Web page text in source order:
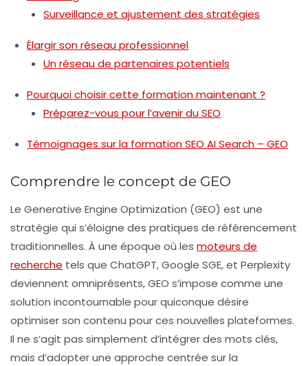
Surveillance et ajustement des stratégies
Élargir son réseau professionnel
Un réseau de partenaires potentiels
Pourquoi choisir cette formation maintenant ?
Préparez-vous pour l’avenir du SEO
Témoignages sur la formation SEO AI Search – GEO
Comprendre le concept de GEO
Le Generative Engine Optimization (GEO) est une
stratégie qui s’éloigne des pratiques de référencement
traditionnelles. À une époque où les moteurs de
recherche tels que ChatGPT, Google SGE, et Perplexity
deviennent omniprésents, GEO s’impose comme une
solution incontournable pour quiconque désire
optimiser son contenu pour ces nouvelles plateformes.
Il ne s’agit pas simplement d’intégrer des mots clés,
mais d’adopter une approche centrée sur la